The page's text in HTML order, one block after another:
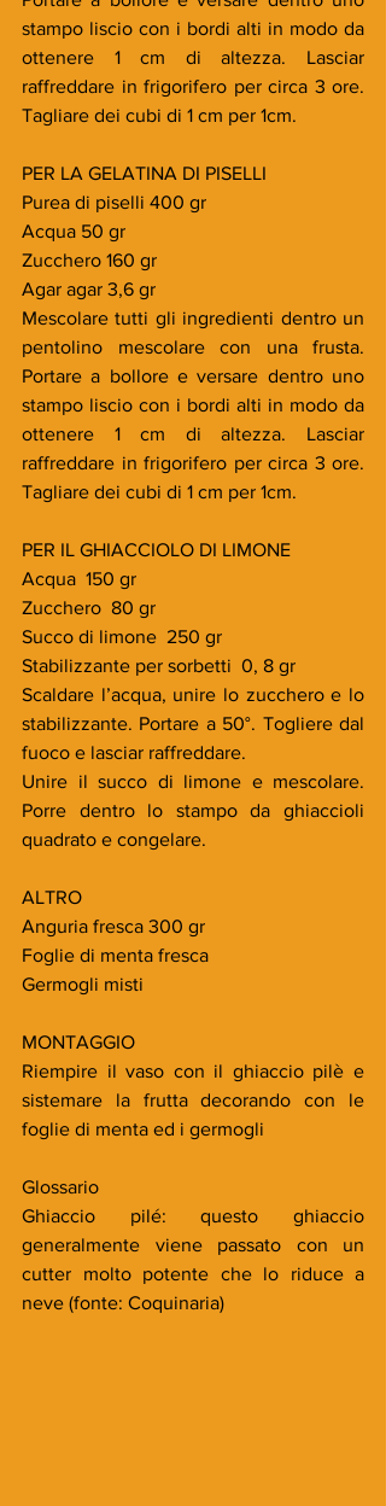
stampo liscio con i bordi alti in modo da
ottenere 1 cm di altezza. Lasciar
raffreddare in frigorifero per circa 3 ore.
Tagliare dei cubi di 1 cm per 1cm.
PER LA GELATINA DI PISELLI
Purea di piselli 400 gr
Acqua 50 gr
Zucchero 160 gr
Agar agar 3,6 gr
Mescolare tutti gli ingredienti dentro un
pentolino mescolare con una frusta.
Portare a bollore e versare dentro uno
stampo liscio con i bordi alti in modo da
ottenere 1 cm di altezza. Lasciar
raffreddare in frigorifero per circa 3 ore.
Tagliare dei cubi di 1 cm per 1cm.
PER IL GHIACCIOLO DI LIMONE
Acqua  150 gr
Zucchero  80 gr
Succo di limone  250 gr
Stabilizzante per sorbetti  0, 8 gr
Scaldare l’acqua, unire lo zucchero e lo
stabilizzante. Portare a 50°. Togliere dal
fuoco e lasciar raffreddare.
Unire il succo di limone e mescolare.
Porre dentro lo stampo da ghiaccioli
quadrato e congelare.
ALTRO
Anguria fresca 300 gr
Foglie di menta fresca
Germogli misti
MONTAGGIO
Riempire il vaso con il ghiaccio pilè e
sistemare la frutta decorando con le
foglie di menta ed i germogli
Glossario
Ghiaccio pilé: questo ghiaccio
generalmente viene passato con un
cutter molto potente che lo riduce a
neve (fonte: Coquinaria)